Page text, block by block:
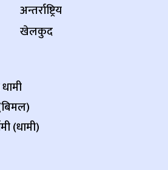
अन्तर्राष्ट्रिय
खेलकुद
(धामी)